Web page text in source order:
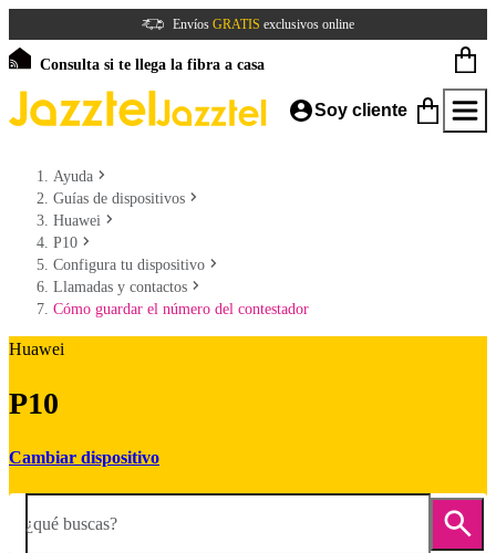
Envíos GRATIS exclusivos online
Consulta si te llega la fibra a casa
Soy cliente
Ayuda
Guías de dispositivos
Huawei
P10
Configura tu dispositivo
Llamadas y contactos
Cómo guardar el número del contestador
Huawei
P10
Cambiar dispositivo
¿qué buscas?